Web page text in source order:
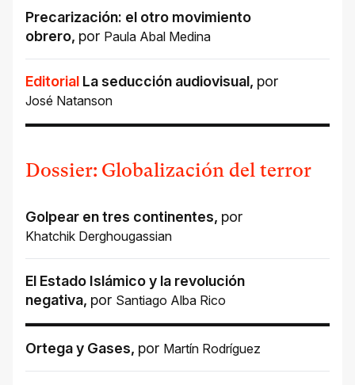
Precarización: el otro movimiento
obrero, por Paula Abal Medina
Editorial La seducción audiovisual, por
José Natanson
Dossier: Globalización del terror
Golpear en tres continentes, por
Khatchik Derghougassian
El Estado Islámico y la revolución
negativa, por Santiago Alba Rico
Ortega y Gases, por Martín Rodríguez